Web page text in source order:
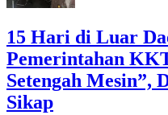
15 Hari di Luar
Pemerintahan
Setengah Mesin”,
Sikap